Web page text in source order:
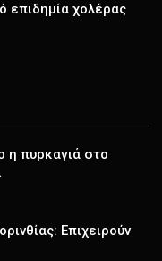
επιδημία χολέρας
η πυρκαγιά στο
Επιχειρούν